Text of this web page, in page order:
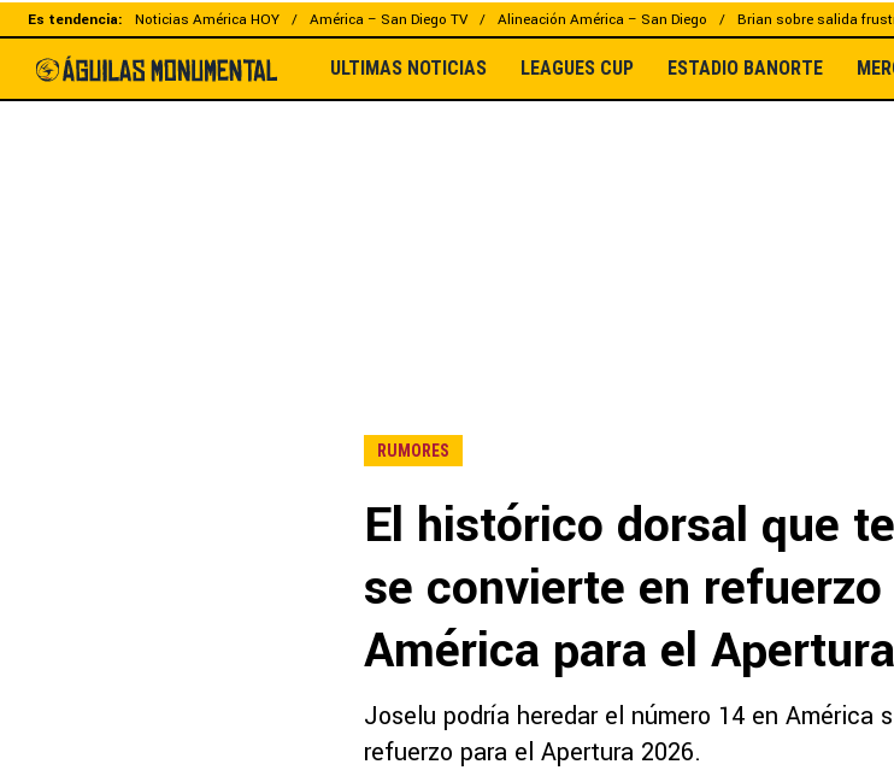
Es tendencia: Noticias América HOY América – San Diego TV Alineación América – San Diego Brian sobre salida
ULTIMAS NOTICIAS LEAGUES CUP ESTADIO BANORTE
RUMORES
El histórico dorsal que
se convierte en
América para el
Joselu podría heredar el número 14 en América
refuerzo para el Apertura 2026.